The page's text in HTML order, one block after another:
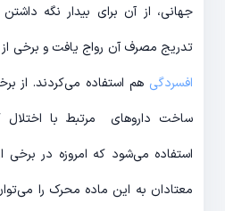
جهانی، از آن برای بیدار نگه
تدریج مصرف آن رواج یافت و برخی
افسردگی هم استفاده می‌کردند. از
ساخت داروهای مرتبط با
استفاده می‌شود که امروزه در
معتادان به این ماده محرک را